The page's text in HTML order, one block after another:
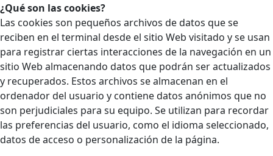
¿Qué son las cookies?
Las cookies son pequeños archivos de datos que se
reciben en el terminal desde el sitio Web visitado y se usan
para registrar ciertas interacciones de la navegación en un
sitio Web almacenando datos que podrán ser actualizados
y recuperados. Estos archivos se almacenan en el
ordenador del usuario y contiene datos anónimos que no
son perjudiciales para su equipo. Se utilizan para recordar
las preferencias del usuario, como el idioma seleccionado,
datos de acceso o personalización de la página.